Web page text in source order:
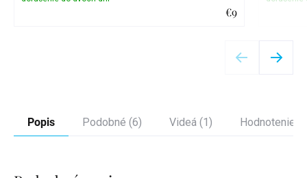
€9
Popis Podobné (6) Videá (1) Hodnotenie